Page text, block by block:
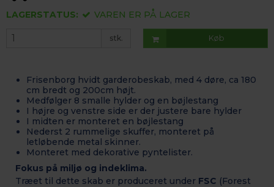
LAGERSTATUS:
VAREN ER PÅ LAGER
stk. Køb
Frisenborg hvidt garderobeskab, med 4 døre, ca 180
cm bredt og 200cm højt.
Medfølger 8 smalle hylder og en bøjlestang
I højre og venstre side er der justere bare hylder
I midten er monteret en bøjlestang
Nederst 2 rummelige skuffer, monteret på
letløbende metal skinner.
Monteret med dekorative pyntelister.
Fokus på miljø og indeklima.
Træet til dette skab er produceret under FSC (Forest